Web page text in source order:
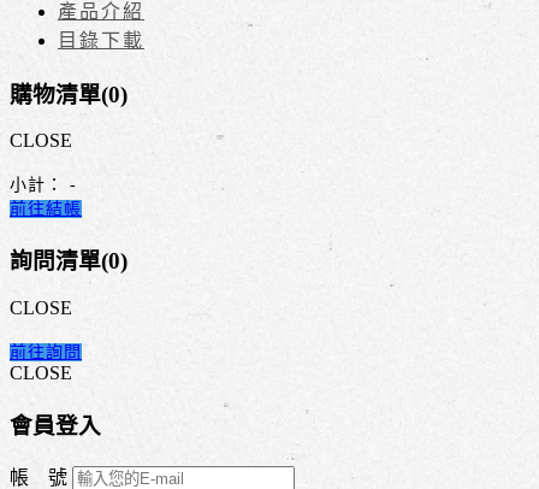
產品介紹
目錄下載
購物清單(0)
CLOSE
小計：
-
前往結帳
詢問清單(0)
CLOSE
前往詢問
CLOSE
會員登入
帳 號